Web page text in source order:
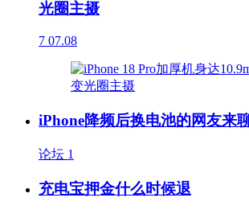
光圈主摄
7 07.08
iPhone降频后换电池的网友来
论坛 1
充电宝押金什么时候退